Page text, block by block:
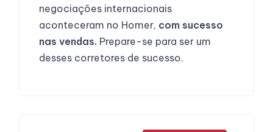
negociações internacionais
aconteceram no Homer, com sucesso
nas vendas. Prepare-se para ser um
desses corretores de sucesso.